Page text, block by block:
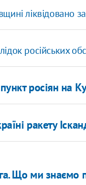
ліквідовано
російських
росіян на
ракету
Що ми знаємо